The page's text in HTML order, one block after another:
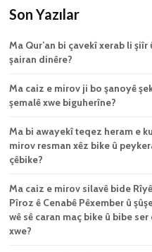
Son Yazılar
Ma Qur’an bi çavekî xerab li şiîr
şairan dinêre?
Ma caiz e mirov ji bo şanoyê
şemalê xwe biguherîne?
Ma bi awayekî teqez heram e ku
mirov resman xêz bike û
çêbike?
Ma caiz e mirov silavê bide Rîyê
Pîroz ê Cenabê Pêxember û
wê sê caran maç bike û bibe
xwe?